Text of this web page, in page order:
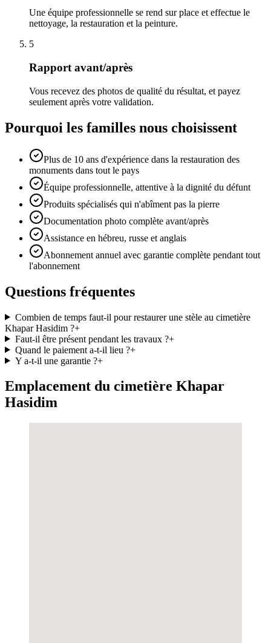
Une équipe professionnelle se rend sur place et effectue le
nettoyage, la restauration et la peinture.
5
Rapport avant/après
Vous recevez des photos de qualité du résultat, et payez
seulement après votre validation.
Pourquoi les familles nous choisissent
Plus de 10 ans d'expérience dans la restauration des
monuments dans tout le pays
Équipe professionnelle, attentive à la dignité du défunt
Produits spécialisés qui n'abîment pas la pierre
Documentation photo complète avant/après
Assistance en hébreu, russe et anglais
Abonnement annuel avec garantie complète pendant tout
l'abonnement
Questions fréquentes
Combien de temps faut-il pour restaurer une stèle au cimetière
Khapar Hasidim ?+
Faut-il être présent pendant les travaux ?+
Quand le paiement a-t-il lieu ?+
Y a-t-il une garantie ?+
Emplacement du cimetière Khapar
Hasidim